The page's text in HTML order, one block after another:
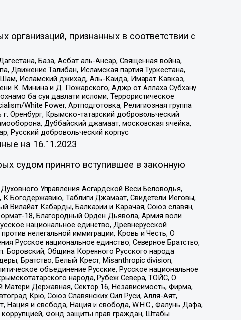
признанных в соответствии с
База, Асбат аль-Ансар, Священная война,
Движение Талибан, Исламская партия Туркестана,
Исламский джихад, Аль-Каида, Имарат Кавказ,
К. Минина и Д. Пожарского, Аджр от Аллаха Субхану
ба суи давлати исломи, Террористическое
White Power, Артподготовка, Религиозная группа
Оренбург, Крымско-татарский добровольческий
Дуббайский джамаат, московская ячейка,
Русский добровольческий корпус
на 16.11.2023
судом принято вступившее в законную
Управления Асгардской Веси Беловодья,
Богодержавию, Таблиги Джамаат, Свидетели Иеговы,
Вилайат Кабарды, Балкарии и Карачая, Союз славян,
18, Благородный Орден Дьявола, Армия воли
национальное единство, Древнерусской
нелегальной иммиграции, Кровь и Честь, О
Русское национальное единство, Северное Братство,
Боровский, Община Коренного Русского народа
Братство, Белый Крест, Misanthropic division,
объединение Русские, Русское национальное
народа, Рубеж Севера, ТОЙС, О
Державная, Сектор 16, Независимость, Фирма,
Крю, Союз Славянских Сил Руси, Алля-Аят,
Нация и свобода, Нация и свобода, W.H.С., Фалунь Дафа,
Фонд защиты прав граждан, Штабы